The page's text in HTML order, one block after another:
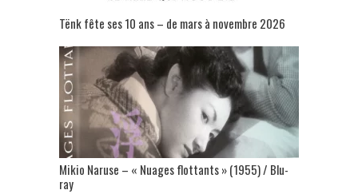
Tënk fête ses 10 ans – de mars à novembre 2026
Mikio Naruse – « Nuages flottants » (1955) / Blu-
ray